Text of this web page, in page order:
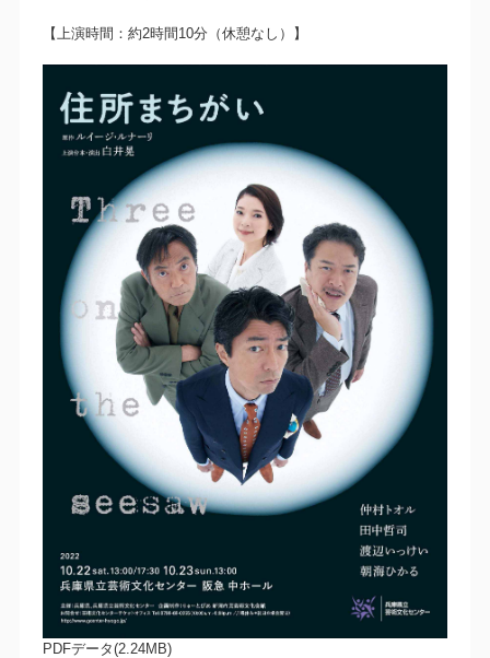
【上演時間：約2時間10分（休憩なし）】
PDFデータ(2.24MB)